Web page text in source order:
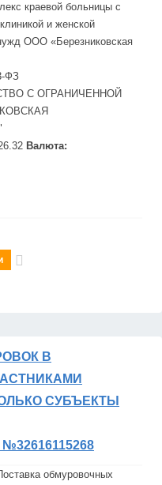
краевой больницы с
и женской
ООО «Березниковская
ФЗ
С ОГРАНИЧЕННОЙ
Валюта:
В
СУБЪЕКТЫ
обмуровочных